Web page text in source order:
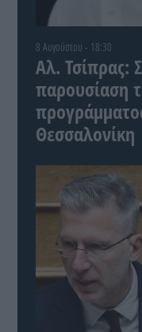
8 Αυγούστου - 18:30
Αλ. Τσίπρας:
παρουσίαση
Θεσσαλονίκη